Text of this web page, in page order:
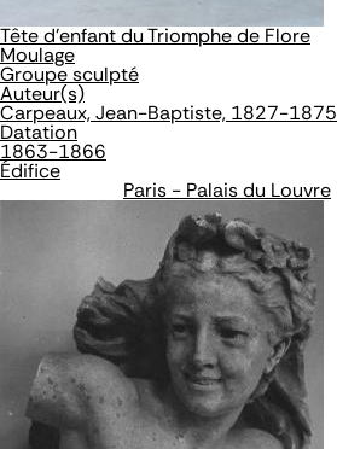
Tête d'enfant du Triomphe de Flore
Moulage
Groupe sculpté
Auteur(s)
Carpeaux, Jean-Baptiste, 1827-1875
Datation
1863-1866
Édifice
Paris - Palais du Louvre